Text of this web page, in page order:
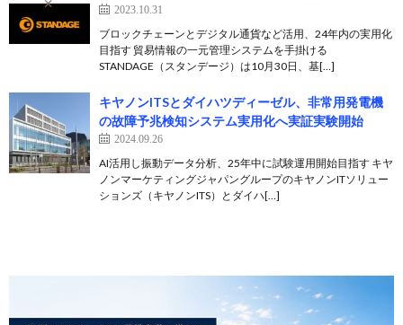
2023.10.31
ブロックチェーンとデジタル通貨など活用、24年内の実用化
目指す 貿易情報の一元管理システムを手掛ける
STANDAGE（スタンデージ）は10月30日、基[…]
キヤノンITSとダイハツディーゼル、非常用発電機
の故障予兆検知システム実用化へ実証実験開始
2024.09.26
AI活用し振動データ分析、25年中に試験運用開始目指す キヤ
ノンマーケティングジャパングループのキヤノンITソリュー
ションズ（キヤノンITS）とダイハ[…]